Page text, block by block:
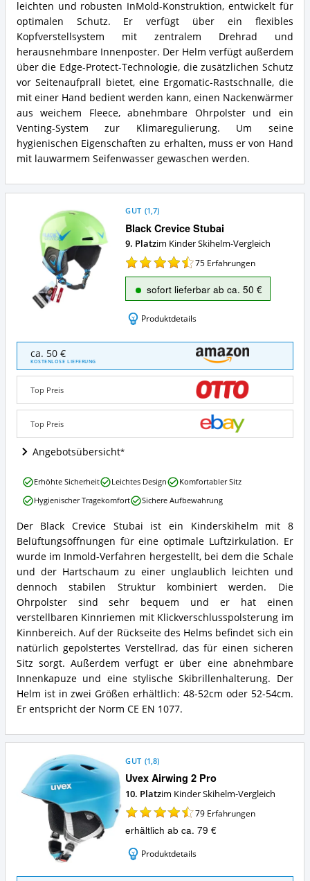
Carat
LX
Zusammenfassung:
Was
bietet
dieser
Kinder
Skihelm?
leichten und robusten InMold-Konstruktion, entwickelt für
optimalen Schutz. Er verfügt über ein flexibles
Kopfverstellsystem mit zentralem Drehrad und
herausnehmbare Innenposter. Der Helm verfügt außerdem
über die Edge-Protect-Technologie, die zusätzlichen Schutz
vor Seitenaufprall bietet, eine Ergomatic-Rastschnalle, die
mit einer Hand bedient werden kann, einen Nackenwärmer
aus weichem Fleece, abnehmbare Ohrpolster und ein
Venting-System zur Klimaregulierung. Um seine
hygienischen Eigenschaften zu erhalten, muss er von Hand
mit lauwarmem Seifenwasser gewaschen werden.
spricht
für
diesen
Kinder
Skihelm?
Black Crevice Stubai
GUT (1,7)
9. Platzim Kinder Skihelm-Vergleich
75 Erfahrungen
sofort lieferbar ab ca. 50 €
Produktdetails
Black
Crevice
Stubai
Angebote:
ist
dieser
Kinder
Skihelm
erhältlich?
ca. 50 €
KOSTENLOSE LIEFERUNG
Top Preis
Top Preis
Angebotsübersicht
Black
Crevice
Stubai
Zusammenfassung:
Was
bietet
dieser
Kinder
Skihelm?
Der Black Crevice Stubai ist ein Kinderskihelm mit 8
Belüftungsöffnungen für eine optimale Luftzirkulation. Er
wurde im Inmold-Verfahren hergestellt, bei dem die Schale
und der Hartschaum zu einer unglaublich leichten und
dennoch stabilen Struktur kombiniert werden. Die
Ohrpolster sind sehr bequem und er hat einen
verstellbaren Kinnriemen mit Klickverschlusspolsterung im
Kinnbereich. Auf der Rückseite des Helms befindet sich ein
natürlich gepolstertes Verstellrad, das für einen sicheren
Sitz sorgt. Außerdem verfügt er über eine abnehmbare
Innenkapuze und eine stylische Skibrillenhalterung. Der
Helm ist in zwei Größen erhältlich: 48-52cm oder 52-54cm.
Er entspricht der Norm CE EN 1077.
Black
Crevice
Stubai
Was
spricht
für
diesen
Kinder
Skihelm?
Erhöhte Sicherheit Leichtes Design
Komfortabler Sitz
Hygienischer Tragekomfort
Sichere Aufbewahrung
Uvex Airwing 2 Pro
GUT (1,8)
10. Platzim Kinder Skihelm-Vergleich
79 Erfahrungen
erhältlich ab ca. 79 €
Produktdetails